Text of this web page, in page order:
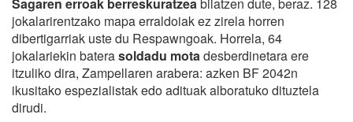
jokalarirentzako mapa erraldoiak ez zirela horren
dibertigarriak uste du Respawngoak. Horrela, 64
jokalariekin baterasoldadu motadesberdinetara ere
itzuliko dira, Zampellaren arabera: azken BF 2042n
ikusitako espezialistak edo adituak alboratuko dituztela
dirudi.